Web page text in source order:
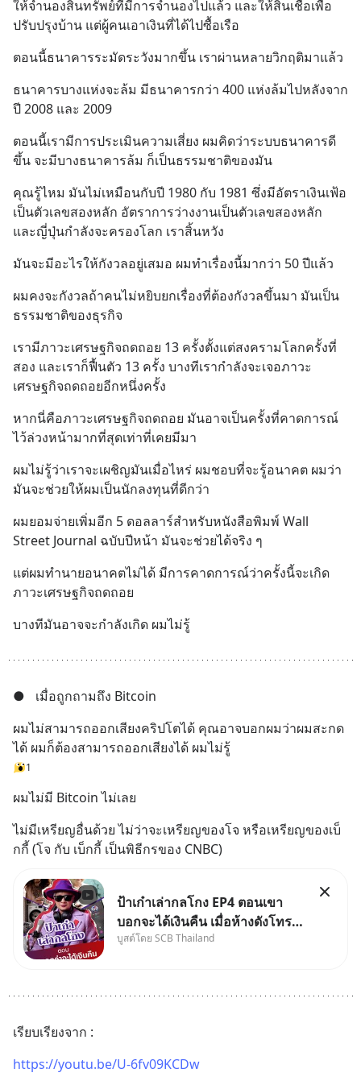
ให้จำนองสินทรัพย์ที่มีการจำนองไปแล้ว และให้สินเชื่อเพื่อ
ปรับปรุงบ้าน แต่ผู้คนเอาเงินที่ได้ไปซื้อเรือ
ตอนนี้ธนาคารระมัดระวังมากขึ้น เราผ่านหลายวิกฤติมาแล้ว
ธนาคารบางแห่งจะล้ม มีธนาคารกว่า 400 แห่งล้มไปหลังจาก
ปี 2008 และ 2009
ตอนนี้เรามีการประเมินความเสี่ยง ผมคิดว่าระบบธนาคารดี
ขึ้น จะมีบางธนาคารล้ม ก็เป็นธรรมชาติของมัน
คุณรู้ไหม มันไม่เหมือนกับปี 1980 กับ 1981 ซึ่งมีอัตราเงินเฟ้อ
เป็นตัวเลขสองหลัก อัตราการว่างงานเป็นตัวเลขสองหลัก
และญี่ปุ่นกำลังจะครองโลก เราสิ้นหวัง
มันจะมีอะไรให้กังวลอยู่เสมอ ผมทำเรื่องนี้มากว่า 50 ปีแล้ว
ผมคงจะกังวลถ้าคนไม่หยิบยกเรื่องที่ต้องกังวลขึ้นมา มันเป็น
ธรรมชาติของธุรกิจ
เรามีภาวะเศรษฐกิจถดถอย 13 ครั้งตั้งแต่สงครามโลกครั้งที่
สอง และเราก็ฟื้นตัว 13 ครั้ง บางทีเรากำลังจะเจอภาวะ
เศรษฐกิจถดถอยอีกหนึ่งครั้ง
หากนี่คือภาวะเศรษฐกิจถดถอย มันอาจเป็นครั้งที่คาดการณ์
ไว้ล่วงหน้ามากที่สุดเท่าที่เคยมีมา
ผมไม่รู้ว่าเราจะเผชิญมันเมื่อไหร่ ผมชอบที่จะรู้อนาคต ผมว่า
มันจะช่วยให้ผมเป็นนักลงทุนที่ดีกว่า
ผมยอมจ่ายเพิ่มอีก 5 ดอลลาร์สำหรับหนังสือพิมพ์ Wall
Street Journal ฉบับปีหน้า มันจะช่วยได้จริง ๆ
แต่ผมทำนายอนาคตไม่ได้ มีการคาดการณ์ว่าครั้งนี้จะเกิด
ภาวะเศรษฐกิจถดถอย
บางทีมันอาจจะกำลังเกิด ผมไม่รู้
●
เมื่อถูกถามถึง Bitcoin
ผมไม่สามารถออกเสียงคริปโตได้ คุณอาจบอกผมว่าผมสะกด
ได้ ผมก็ต้องสามารถออกเสียงได้ ผมไม่รู้
1
ผมไม่มี Bitcoin ไม่เลย
ไม่มีเหรียญอื่นด้วย ไม่ว่าจะเหรียญของโจ หรือเหรียญของเบ็
กกี้ (โจ กับ เบ็กกี้ เป็นพิธีกรของ CNBC)
ป้าเก๋าเล่ากลโกง EP4 ตอนเขา
บอกจะได้เงินคืน เมื่อห้างดังโทร
หาคุณวิยะดา แจ้งเรื่องเคลมสินค้า
คำตอบได้ที่ “ป้าเก๋าเล่ากลโกง”
บูสต์โดย SCB Thailand
เรียบเรียงจาก :
https://youtu.be/U-6fv09KCDw